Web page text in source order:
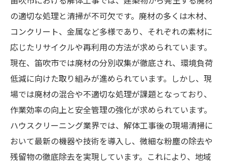
の適切な処理と清掃が不可欠です。廃材の多くは木材、
コンクリート、金属など多様であり、それぞれの素材に
応じたリサイクルや再利用の方法が求められています。
現在、笛吹市では廃材の分別収集が徹底され、環境負荷
低減に向けた取り組みが進められています。しかし、現
場では廃材の混合や不適切な処理が課題となっており、
作業効率の向上と安全管理の強化が求められています。
ハウスクリーニング業界では、解体工事後の現場清掃に
おいて最新の機器や技術を導入し、微細な粉塵の除去や
残留物の徹底除去を実現しています。これにより、地域